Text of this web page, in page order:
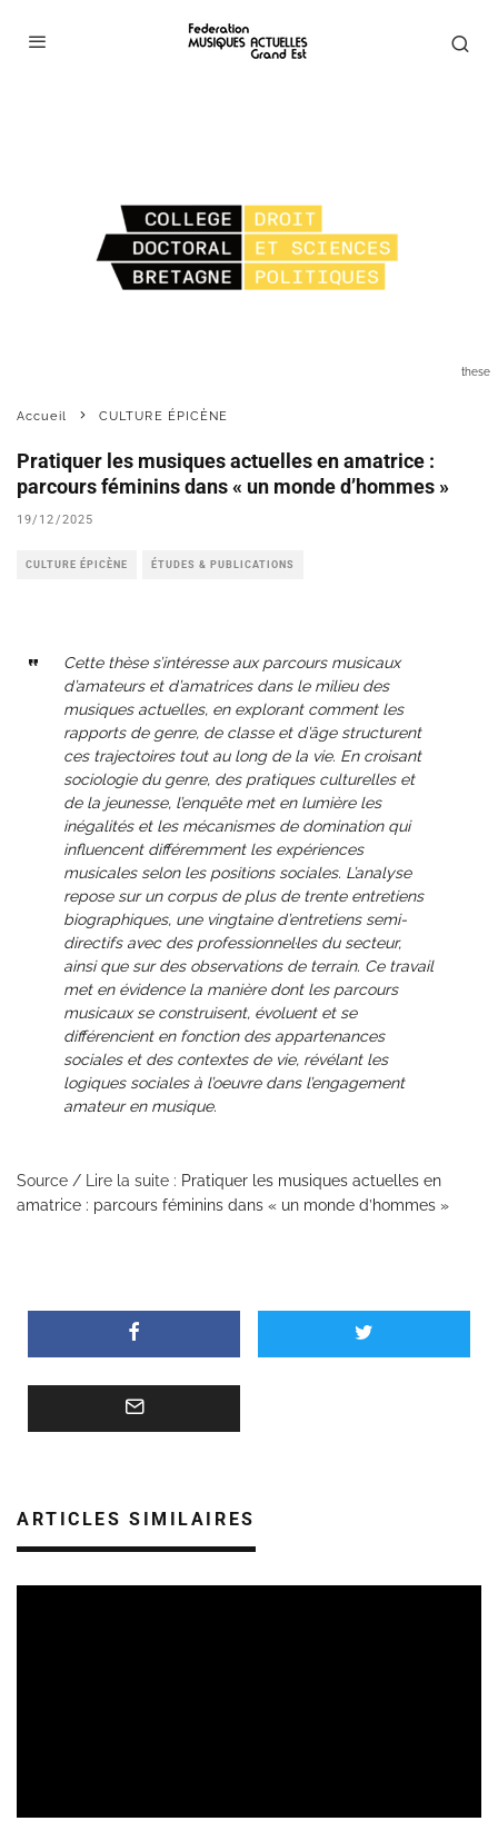
these
Accueil CULTURE ÉPICÈNE
Pratiquer les musiques actuelles en amatrice :
parcours féminins dans « un monde d’hommes »
19/12/2025
CULTURE ÉPICÈNE ÉTUDES & PUBLICATIONS
Cette thèse s’intéresse aux parcours musicaux
d’amateurs et d’amatrices dans le milieu des
musiques actuelles, en explorant comment les
rapports de genre, de classe et d’âge structurent
ces trajectoires tout au long de la vie. En croisant
sociologie du genre, des pratiques culturelles et
de la jeunesse, l’enquête met en lumière les
inégalités et les mécanismes de domination qui
influencent différemment les expériences
musicales selon les positions sociales. L’analyse
repose sur un corpus de plus de trente entretiens
biographiques, une vingtaine d’entretiens semi-
directifs avec des professionnel·les du secteur,
ainsi que sur des observations de terrain. Ce travail
met en évidence la manière dont les parcours
musicaux se construisent, évoluent et se
différencient en fonction des appartenances
sociales et des contextes de vie, révélant les
logiques sociales à l’oeuvre dans l’engagement
amateur en musique.
Source / Lire la suite : Pratiquer les musiques actuelles en
amatrice : parcours féminins dans « un monde d’hommes »
ARTICLES SIMILAIRES